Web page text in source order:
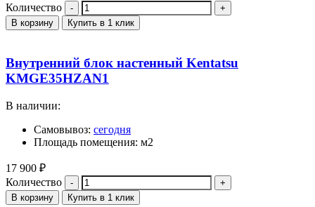
Количество
В корзину Купить в 1 клик
Внутренний блок настенный Kentatsu
KMGE35HZAN1
В наличии:
Самовывоз: сегодня
Площадь помещения: м2
17 900 ₽
Количество
В корзину Купить в 1 клик